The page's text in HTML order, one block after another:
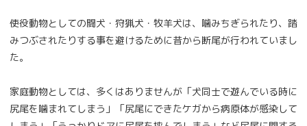
使役動物としての闘犬・狩猟犬・牧羊犬は、噛みちぎられたり、踏
みつぶされたりする事を避けるために昔から断尾が行われていまし
た。
家庭動物としては、多くはありませんが「犬同士で遊んでいる時に
尻尾を噛まれてしまう」「尻尾にできたケガから病原体が感染して